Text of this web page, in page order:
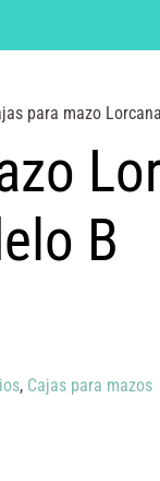
para mazo
B
, Cajas para mazos